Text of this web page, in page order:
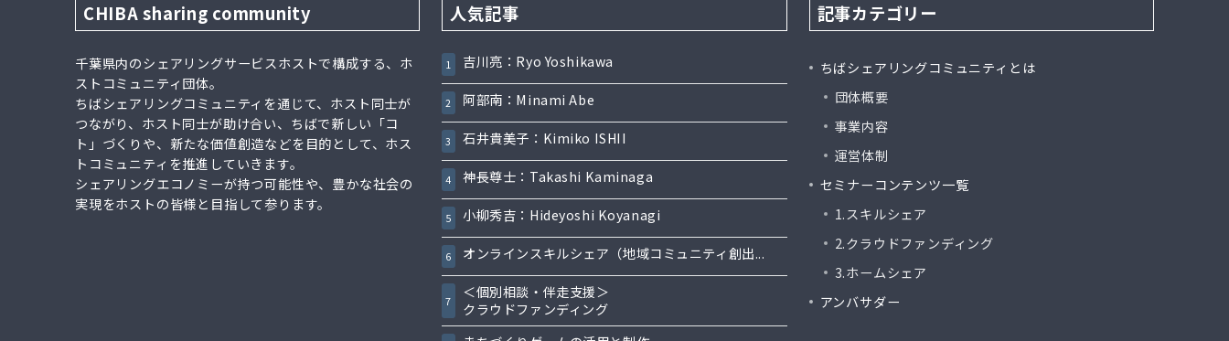
CHIBA sharing community
千葉県内のシェアリングサービスホストで構成する、ホ
ストコミュニティ団体。
ちばシェアリングコミュニティを通じて、ホスト同士が
つながり、ホスト同士が助け合い、ちばで新しい「コ
ト」づくりや、新たな価値創造などを目的として、ホス
トコミュニティを推進していきます。
シェアリングエコノミーが持つ可能性や、豊かな社会の
実現をホストの皆様と目指して参ります。
人気記事
1 吉川亮：Ryo Yoshikawa
2 阿部南：Minami Abe
3 石井貴美子：Kimiko ISHII
4 神長尊士：Takashi Kaminaga
5 小柳秀吉：Hideyoshi Koyanagi
6 オンラインスキルシェア（地域コミュニティ創出...
7
＜個別相談・伴走支援＞
クラウドファンディング
記事カテゴリー
ちばシェアリングコミュニティとは
団体概要
事業内容
運営体制
セミナーコンテンツ一覧
1.スキルシェア
2.クラウドファンディング
3.ホームシェア
アンバサダー